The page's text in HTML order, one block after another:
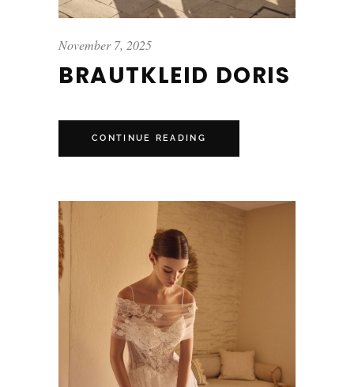
November 7, 2025
BRAUTKLEID DORIS
CONTINUE READING